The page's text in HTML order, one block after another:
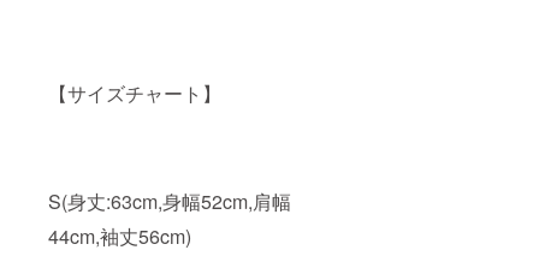
【サイズチャート】
S(身丈:63cm,身幅52cm,肩幅
44cm,袖丈56cm)